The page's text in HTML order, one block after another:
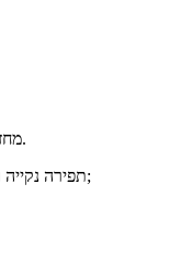
9> מטען USD, בקרת LED, מחזיקי משקה וכן הלאה זמין.
10> תפירה נקייה וחזקה מעניקה לה מראה מודרני שיתאים לכל חדר;